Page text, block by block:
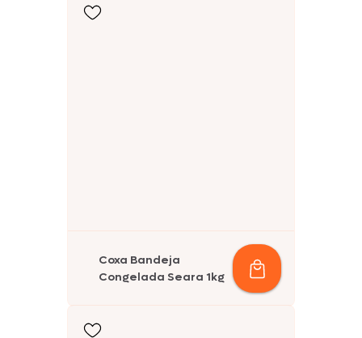
Coxa Bandeja
Congelada Seara 1kg